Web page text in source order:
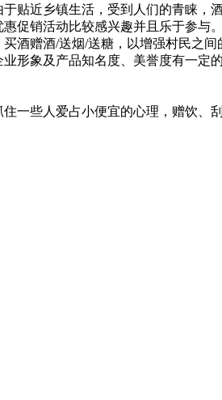
近乡镇生活，受到人们的青睐，
促销活动比较感兴趣并且乐于参与。
赠酒/送烟/送糖，以增强村民之间
象及产品知名度、美誉度有一定
些人爱占小便宜的心理，赠饮、